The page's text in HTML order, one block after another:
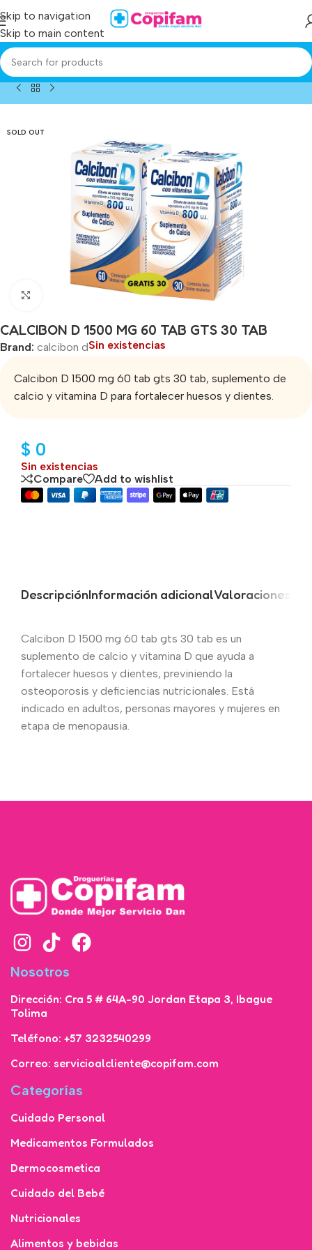
Skip to navigation
Skip to main content
Home / Producto/calcibon d 1500 mg 60 tab gts 30 tab
SOLD OUT
Click to enlarge
CALCIBON D 1500 MG 60 TAB GTS 30 TAB
Brand: calcibon dSin existencias
Calcibon D 1500 mg 60 tab gts 30 tab, suplemento de
calcio y vitamina D para fortalecer huesos y dientes.
$ 0
Sin existencias
Compare
Add to wishlist
DescripciónInformación adicionalValoraciones (0)
Calcibon D 1500 mg 60 tab gts 30 tab es un
suplemento de calcio y vitamina D que ayuda a
fortalecer huesos y dientes, previniendo la
osteoporosis y deficiencias nutricionales. Está
indicado en adultos, personas mayores y mujeres en
etapa de menopausia.
Nosotros
Dirección: Cra 5 # 64A-90 Jordan Etapa 3, Ibague
Tolima
Teléfono: +57 3232540299
Correo: servicioalcliente@copifam.com
Categorías
Cuidado Personal
Medicamentos Formulados
Dermocosmetica
Cuidado del Bebé
Nutricionales
Alimentos y bebidas